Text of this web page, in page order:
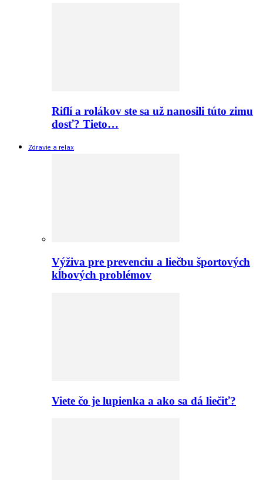
Riflí a rolákov ste sa už nanosili túto zimu
dosť? Tieto…
Zdravie a relax
Výživa pre prevenciu a liečbu športových
kĺbových problémov
Viete čo je lupienka a ako sa dá liečiť?